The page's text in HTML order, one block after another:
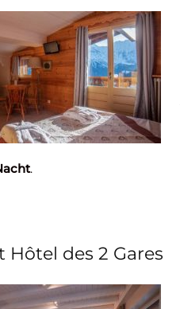
.
Hôtel des 2 Gares